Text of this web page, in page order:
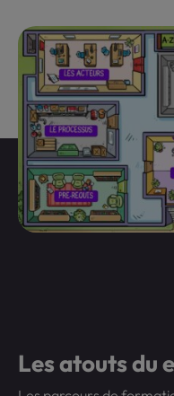
Les atouts du